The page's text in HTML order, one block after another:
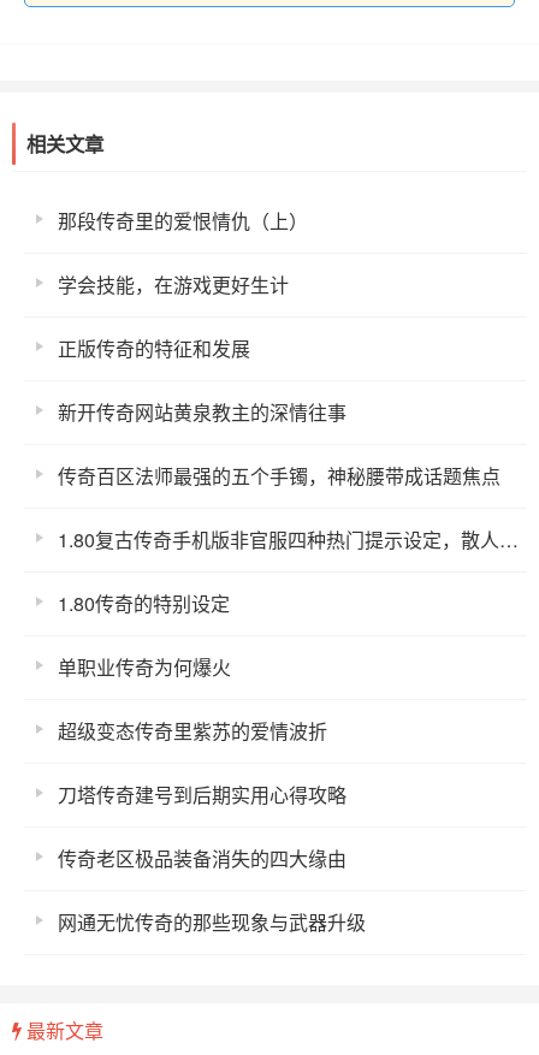
相关文章
那段传奇里的爱恨情仇（上）
学会技能，在游戏更好生计
正版传奇的特征和发展
新开传奇网站黄泉教主的深情往事
传奇百区法师最强的五个手镯，神秘腰带成话题焦点
1.80复古传奇手机版非官服四种热门提示设定，散人太难了
1.80传奇的特别设定
单职业传奇为何爆火
超级变态传奇里紫苏的爱情波折
刀塔传奇建号到后期实用心得攻略
传奇老区极品装备消失的四大缘由
网通无忧传奇的那些现象与武器升级
最新文章